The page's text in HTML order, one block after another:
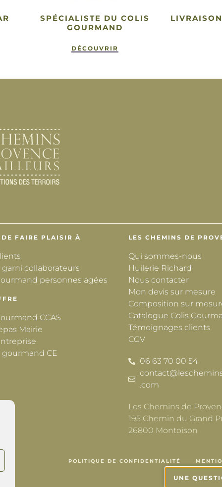
SPÉCIALISTE DU COLIS
GOURMAND
DÉCOUVRIR
DE FAIRE PLAISIR À
garni collaborateurs
personnes agées
CCAS
Mairie
gourmand CE
LES CHEMINS DE
Qui sommes-nous
Huilerie Richard
Nous contacter
Mon devis sur mesure
Composition sur
Catalogue Colis
Témoignages clients
CGV
06 63 70 00 54
.com
Les Chemins de
195 Chemin du Grand
26800 Montoison
POLITIQUE DE CONFIDENTIALITÉ
UNE